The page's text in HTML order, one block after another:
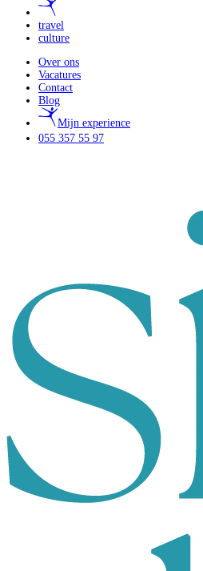
travel
culture
Over ons
Vacatures
Contact
Blog
Mijn experience
055 357 55 97